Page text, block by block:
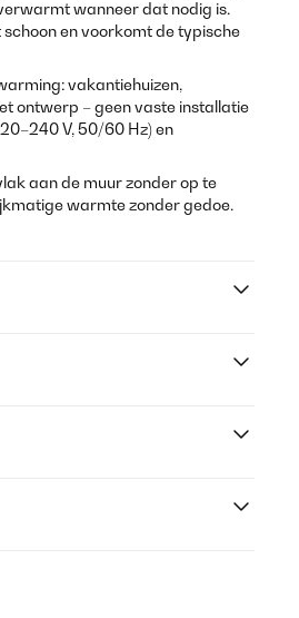
wanneer dat nodig is.
en voorkomt de typische
vakantiehuizen,
ontwerp – geen vaste installatie
V, 50/60 Hz) en
aan de muur zonder op te
warmte zonder gedoe.